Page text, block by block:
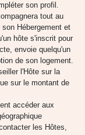
son profil.
tout au
Hébergement et
hôte s'inscrit pour
envoie quelqu'un
de son logement.
l'Hôte sur la
sur le montant de
accéder aux
les Hôtes,